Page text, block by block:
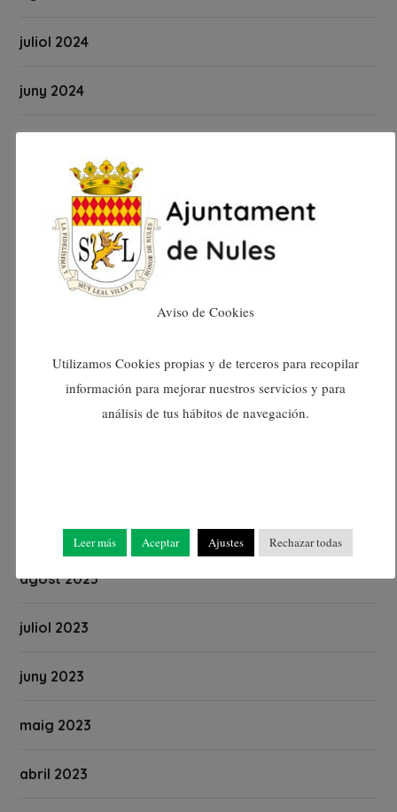
juliol 2024
juny 2024
abril 2024
març 2024
febrer 2024
desembre 2023
setembre 2023
agost 2023
juliol 2023
juny 2023
maig 2023
abril 2023
Aviso de Cookies
Utilizamos Cookies propias y de terceros para recopilar
información para mejorar nuestros servicios y para
análisis de tus hábitos de navegación.
Leer más Aceptar Ajustes Rechazar todas